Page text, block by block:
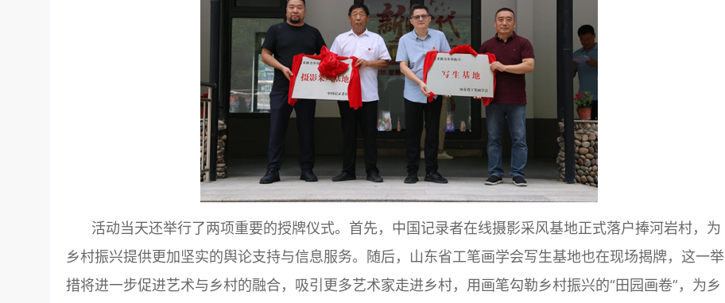
活动当天还举行了两项重要的授牌仪式。首先，中国记录者在线摄影采风基地正式落户捧河岩村，为
乡村振兴提供更加坚实的舆论支持与信息服务。随后，山东省工笔画学会写生基地也在现场揭牌，这一举
措将进一步促进艺术与乡村的融合，吸引更多艺术家走进乡村，用画笔勾勒乡村振兴的“田园画卷”，为乡